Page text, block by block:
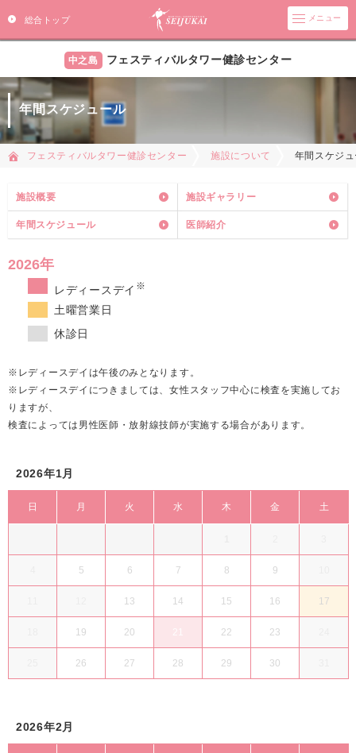
総合トップ メニュー
中之島 フェスティバルタワー健診センター
年間スケジュール
フェスティバルタワー健診センター 施設について 年間スケジ
施設概要 施設ギャラリー
年間スケジュール 医師紹介
2026年
レディースデイ ※
土曜営業日
休診日
※レディースデイは午後のみとなります。
※レディースデイにつきましては、女性スタッフ中心に検査を実施してお
りますが、
検査によっては男性医師・放射線技師が実施する場合があります。
2026年1月
日 月 火 水 木 金 土
5 6 7 8 9
13 14 15 16 17
19 20 21 22 23
26 27 28 29 30
2026年2月